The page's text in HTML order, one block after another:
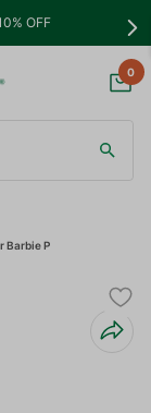
OFF
0
Barbie P